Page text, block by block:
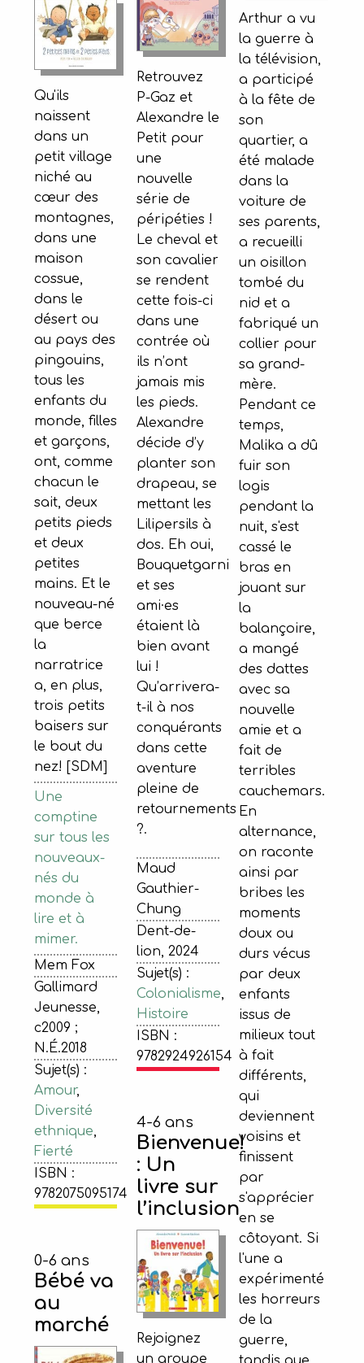
Qu'ils
naissent
dans un
petit village
niché au
cœur des
montagnes,
dans une
maison
cossue,
dans le
désert ou
au pays des
pingouins,
tous les
enfants du
monde, filles
et garçons,
ont, comme
chacun le
sait, deux
petits pieds
et deux
petites
mains. Et le
nouveau-né
que berce
la
narratrice
a, en plus,
trois petits
baisers sur
le bout du
nez! [SDM]
Une
comptine
sur tous les
nouveaux-
nés du
monde à
lire et à
mimer.
Mem Fox
Gallimard
Jeunesse,
c2009 ;
N.É.2018
Sujet(s) :
Amour,
Diversité
ethnique,
Fierté
ISBN :
9782075095174
Retrouvez
P-Gaz et
Alexandre le
Petit pour
une
nouvelle
série de
péripéties !
Le cheval et
son cavalier
se rendent
cette fois-ci
dans une
contrée où
ils n’ont
jamais mis
les pieds.
Alexandre
décide d’y
planter son
drapeau, se
mettant les
Lilipersils à
dos. Eh oui,
Bouquetgarni
et ses
ami·es
étaient là
bien avant
lui !
Qu’arrivera-
t-il à nos
conquérants
dans cette
aventure
pleine de
retournements
?.
Maud
Gauthier-
Chung
Dent-de-
lion, 2024
Sujet(s) :
Colonialisme,
Histoire
ISBN :
9782924926154
Arthur a vu
la guerre à
la télévision,
a participé
à la fête de
son
quartier, a
été malade
dans la
voiture de
ses parents,
a recueilli
un oisillon
tombé du
nid et a
fabriqué un
collier pour
sa grand-
mère.
Pendant ce
temps,
Malika a dû
fuir son
logis
pendant la
nuit, s'est
cassé le
bras en
jouant sur
la
balançoire,
a mangé
des dattes
avec sa
nouvelle
amie et a
fait de
terribles
cauchemars.
En
alternance,
on raconte
ainsi par
bribes les
moments
doux ou
durs vécus
par deux
enfants
issus de
milieux tout
à fait
différents,
qui
deviennent
voisins et
finissent
par
s'apprécier
en se
côtoyant. Si
l'une a
expérimenté
les horreurs
de la
guerre,
0-6 ans
Bébé va
au
marché
4-6 ans
Bienvenue!
: Un
livre sur
l’inclusion
Rejoignez
un groupe